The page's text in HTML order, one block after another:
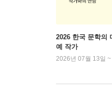
2026 한국 문학의
예 작가
2026년 07월 13일